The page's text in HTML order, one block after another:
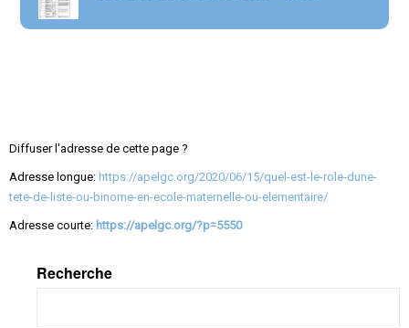
Diffuser l'adresse de cette page ?
Adresse longue: https://apelgc.org/2020/06/15/quel-est-le-role-dune-
tete-de-liste-ou-binome-en-ecole-maternelle-ou-elementaire/
Adresse courte: https://apelgc.org/?p=5550
Recherche